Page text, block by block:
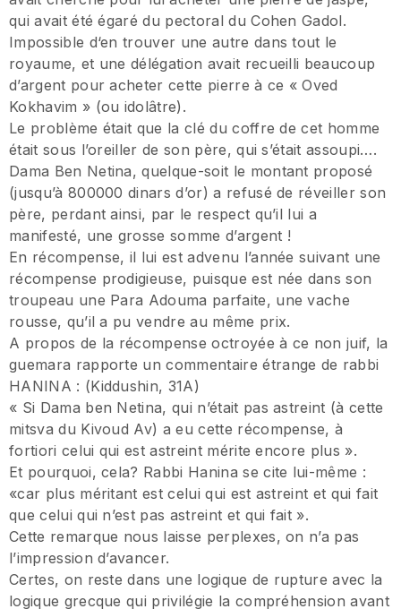
qui avait été égaré du pectoral du Cohen Gadol.
Impossible d‘en trouver une autre dans tout le
royaume, et une délégation avait recueilli beaucoup
d’argent pour acheter cette pierre à ce « Oved
Kokhavim » (ou idolâtre).
Le problème était que la clé du coffre de cet homme
était sous l’oreiller de son père, qui s’était assoupi….
Dama Ben Netina, quelque-soit le montant proposé
(jusqu’à 800000 dinars d’or) a refusé de réveiller son
père, perdant ainsi, par le respect qu’il lui a
manifesté, une grosse somme d’argent !
En récompense, il lui est advenu l’année suivant une
récompense prodigieuse, puisque est née dans son
troupeau une Para Adouma parfaite, une vache
rousse, qu’il a pu vendre au même prix.
A propos de la récompense octroyée à ce non juif, la
guemara rapporte un commentaire étrange de rabbi
HANINA : (Kiddushin, 31A)
« Si Dama ben Netina, qui n’était pas astreint (à cette
mitsva du Kivoud Av) a eu cette récompense, à
fortiori celui qui est astreint mérite encore plus ».
Et pourquoi, cela? Rabbi Hanina se cite lui-même :
«car plus méritant est celui qui est astreint et qui fait
que celui qui n’est pas astreint et qui fait ».
Cette remarque nous laisse perplexes, on n’a pas
l’impression d’avancer.
Certes, on reste dans une logique de rupture avec la
logique grecque qui privilégie la compréhension avant